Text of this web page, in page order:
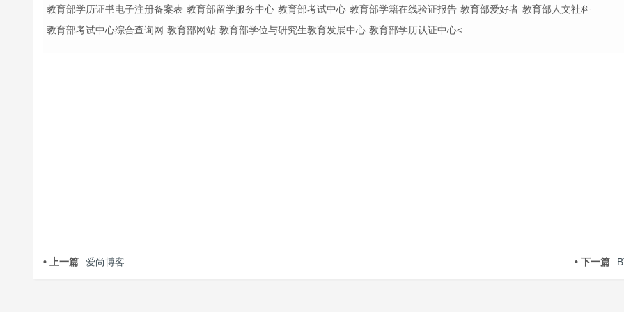
教育部学历证书电子注册备案表 教育部留学服务中心 教育部考试中心 教育部学籍在线验证报告 教育部爱好者 教育部人文社科
教育部考试中心综合查询网 教育部网站 教育部学位与研究生教育发展中心 教育部学历认证中心<
• 上一篇 爱尚博客 • 下一篇